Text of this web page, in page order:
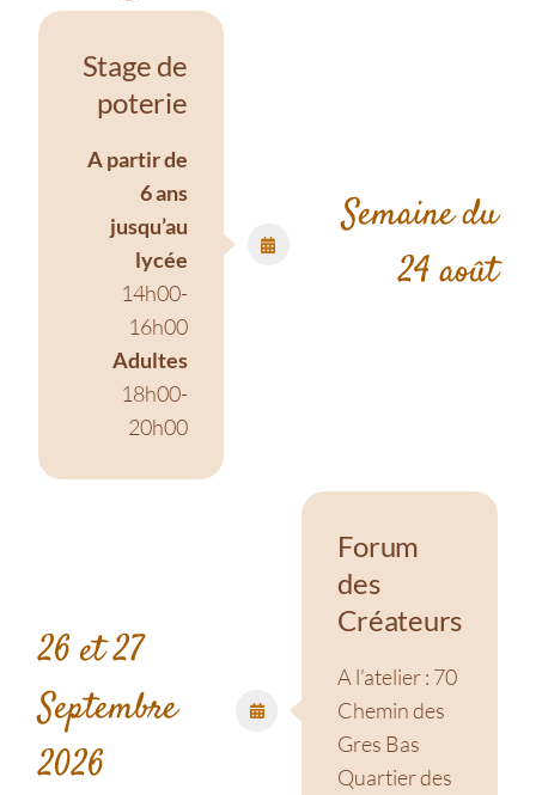
Stage de
poterie
A partir de
6 ans
jusqu’au
lycée
14h00-
16h00
Adultes
18h00-
20h00
Semaine du
24 août
Forum
des
Créateurs
A l’atelier : 70
Chemin des
Gres Bas
Quartier des
26 et 27
Septembre
2026